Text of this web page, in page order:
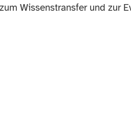
Wissenstransfer und zur